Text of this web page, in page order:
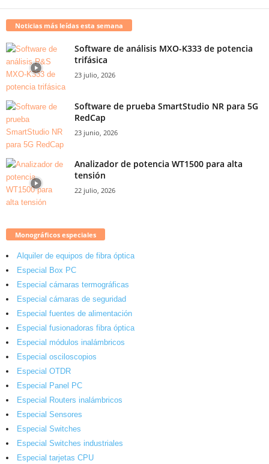
Noticias más leídas esta semana
Software de análisis MXO-K333 de potencia
trifásica
23 julio, 2026
Software de prueba SmartStudio NR para 5G
RedCap
23 junio, 2026
Analizador de potencia WT1500 para alta
tensión
22 julio, 2026
Monográficos especiales
Alquiler de equipos de fibra óptica
Especial Box PC
Especial cámaras termográficas
Especial cámaras de seguridad
Especial fuentes de alimentación
Especial fusionadoras fibra óptica
Especial módulos inalámbricos
Especial osciloscopios
Especial OTDR
Especial Panel PC
Especial Routers inalámbricos
Especial Sensores
Especial Switches
Especial Switches industriales
Especial tarjetas CPU